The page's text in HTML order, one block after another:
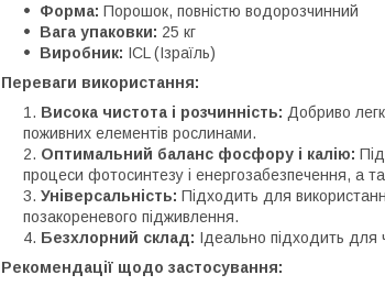
Форма: Порошок, повністю водорозчинний
Вага упаковки: 25 кг
Виробник: ICL (Ізраїль)
Переваги використання:
Висока чистота і розчинність: Добриво
поживних елементів рослинами.
Оптимальний баланс фосфору і калію:
процеси фотосинтезу і енергозабезпечення, а
Універсальність: Підходить для
позакореневого підживлення.
Безхлорний склад: Ідеально підходить для
Рекомендації щодо застосування: